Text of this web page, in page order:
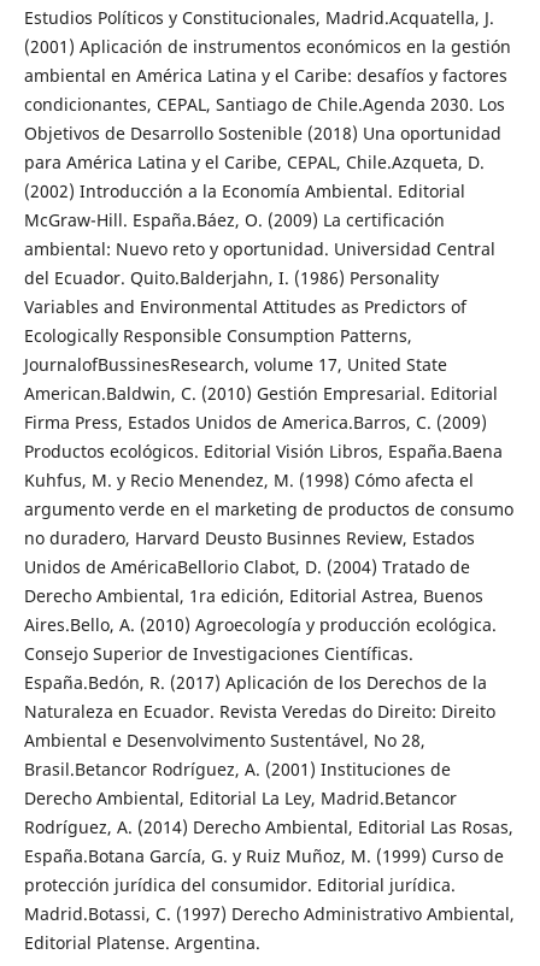
Estudios Políticos y Constitucionales, Madrid.Acquatella, J.
(2001) Aplicación de instrumentos económicos en la gestión
ambiental en América Latina y el Caribe: desafíos y factores
condicionantes, CEPAL, Santiago de Chile.Agenda 2030. Los
Objetivos de Desarrollo Sostenible (2018) Una oportunidad
para América Latina y el Caribe, CEPAL, Chile.Azqueta, D.
(2002) Introducción a la Economía Ambiental. Editorial
McGraw-Hill. España.Báez, O. (2009) La certificación
ambiental: Nuevo reto y oportunidad. Universidad Central
del Ecuador. Quito.Balderjahn, I. (1986) Personality
Variables and Environmental Attitudes as Predictors of
Ecologically Responsible Consumption Patterns,
JournalofBussinesResearch, volume 17, United State
American.Baldwin, C. (2010) Gestión Empresarial. Editorial
Firma Press, Estados Unidos de America.Barros, C. (2009)
Productos ecológicos. Editorial Visión Libros, España.Baena
Kuhfus, M. y Recio Menendez, M. (1998) Cómo afecta el
argumento verde en el marketing de productos de consumo
no duradero, Harvard Deusto Businnes Review, Estados
Unidos de AméricaBellorio Clabot, D. (2004) Tratado de
Derecho Ambiental, 1ra edición, Editorial Astrea, Buenos
Aires.Bello, A. (2010) Agroecología y producción ecológica.
Consejo Superior de Investigaciones Científicas.
España.Bedón, R. (2017) Aplicación de los Derechos de la
Naturaleza en Ecuador. Revista Veredas do Direito: Direito
Ambiental e Desenvolvimento Sustentável, No 28,
Brasil.Betancor Rodríguez, A. (2001) Instituciones de
Derecho Ambiental, Editorial La Ley, Madrid.Betancor
Rodríguez, A. (2014) Derecho Ambiental, Editorial Las Rosas,
España.Botana García, G. y Ruiz Muñoz, M. (1999) Curso de
protección jurídica del consumidor. Editorial jurídica.
Madrid.Botassi, C. (1997) Derecho Administrativo Ambiental,
Editorial Platense. Argentina.